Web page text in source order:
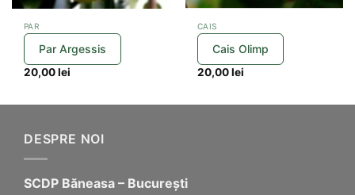
PAR
Par Argessis
20,00lei
CAIS
Cais Olimp
20,00lei
DESPRE NOI
SCDP Băneasa – București